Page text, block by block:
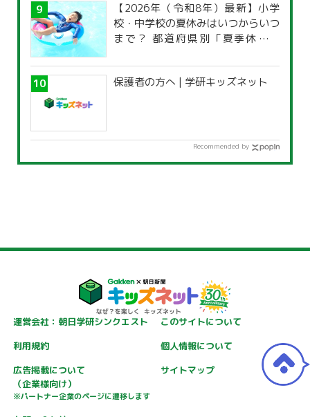
【2026年（令和8年）最新】小学
校・中学校の夏休みはいつからいつ
まで？ 都道府県別「夏季休暇一
保護者の方へ | 学研キッズネット
Recommended by
運営会社：朝日学研シンクエスト
このサイトについて
利用規約
個人情報について
広告掲載について
（企業様向け）
※パートナー企業のページに遷移します
サイトマップ